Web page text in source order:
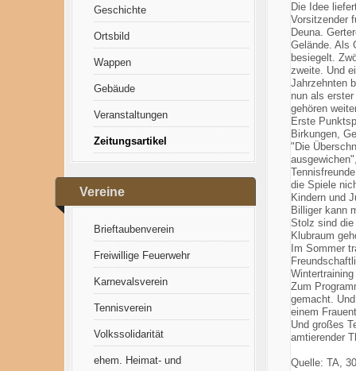
Geschichte
Ortsbild
Wappen
Gebäude
Veranstaltungen
Zeitungsartikel
Vereine
Brieftaubenverein
Freiwillige Feuerwehr
Karnevalsverein
Tennisverein
Volkssolidarität
ehem. Heimat- und
Die Idee
Vorsitzender
Deuna.
Gelände. Als
besiegelt.
zweite. Und
Jahrzehnten
nun als
gehören
Erste
Birkungen,
"Die
die Spiele
Kindern und
Billiger kann
Stolz sind die
Klubraum
Im Sommer
Zum
gemacht.
einem
Und großes
amtierender
Quelle: TA,